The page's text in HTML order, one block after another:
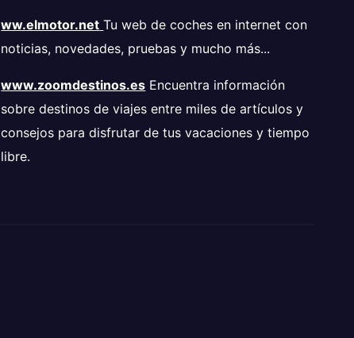
ww.elmotor.net Tu web de coches en internet con
noticias, novedades, pruebas y mucho más...
www.zoomdestinos.es Encuentra información
sobre destinos de viajes entre miles de artículos y
consejos para disfrutar de tus vacaciones y tiempo
libre.